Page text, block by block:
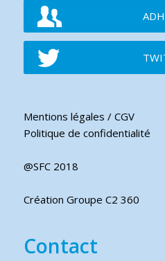
Mentions légales / CGV
Politique de confidentialité
@SFC 2018
Création Groupe C2 360
Contact